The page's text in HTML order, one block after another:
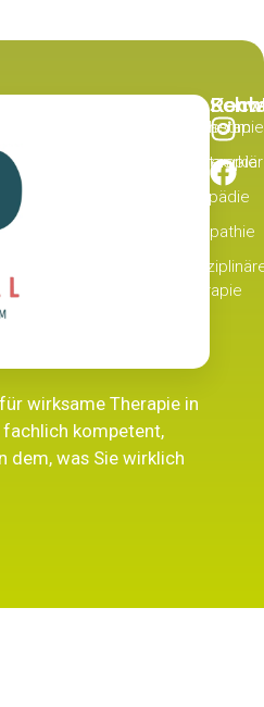
wirksame Therapie in
kompetent,
dem, was Sie wirklich
Impressum
Physiotherapie
Ergotherapie
Logopädie
Osteopathie
Therapie